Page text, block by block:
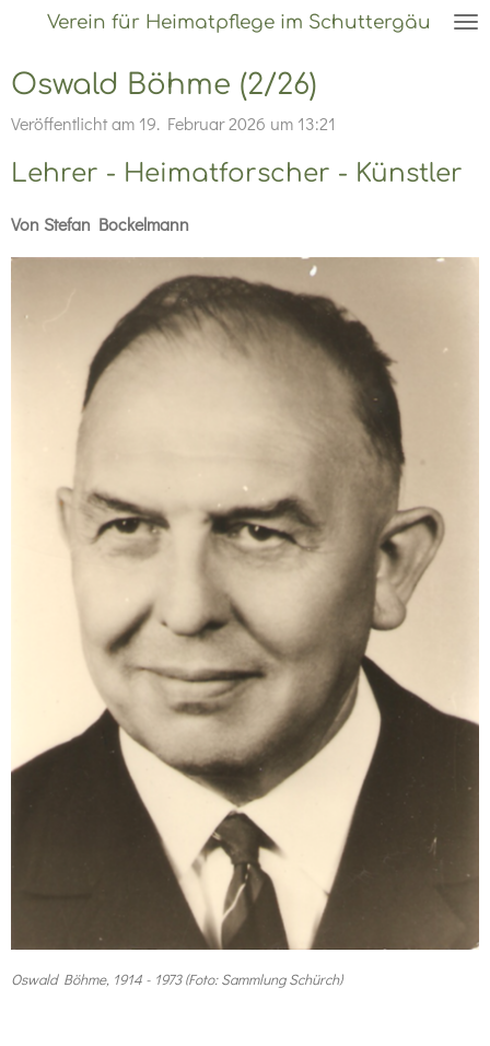
springen
Verein für Heimatpflege im Schuttergäu
Oswald Böhme (2/26)
Veröffentlicht am 19. Februar 2026 um 13:21
Lehrer - Heimatforscher - Künstler
Von Stefan Bockelmann
Oswald Böhme, 1914 - 1973 (Foto: Sammlung Schürch)